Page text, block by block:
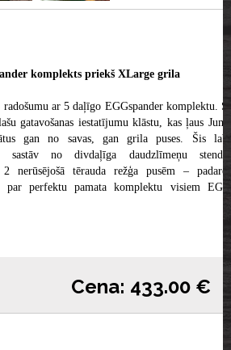
komplekts priekš XLarge grila
ar 5 daļīgo EGGspander komplektu. Šī
gatavošanas iestatījumu klāstu, kas ļaus Jums
gan no savas, gan grila puses. Šis labi
sastāv no divdaļīga daudzlīmeņu stenda,
nerūsējošā tērauda režģa pusēm – padarot
par perfektu pamata komplektu visiem EGG
Cena: 433.00 €